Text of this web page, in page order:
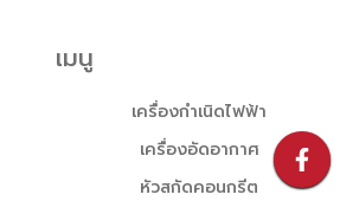
เมนู
เครื่องกำเนิดไฟฟ้า
เครื่องอัดอากาศ
หัวสกัดคอนกรีต